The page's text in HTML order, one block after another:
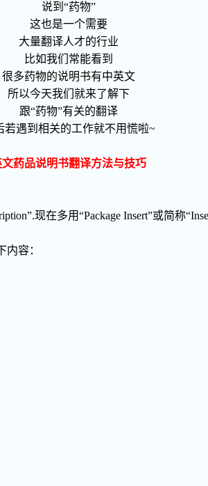
说到“药物”
这也是一个需要
大量翻译人才的行业
比如我们常能看到
很多药物的说明书有中英文
所以今天我们就来了解下
跟“药物”有关的翻译
若遇到相关的工作就不用慌啦~
药品说明书翻译方法与技巧
现在多用“Package Insert”或简称
容：